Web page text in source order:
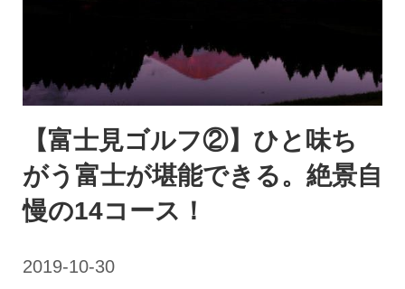
【富士見ゴルフ②】ひと味ち
がう富士が堪能できる。絶景自
慢の14コース！